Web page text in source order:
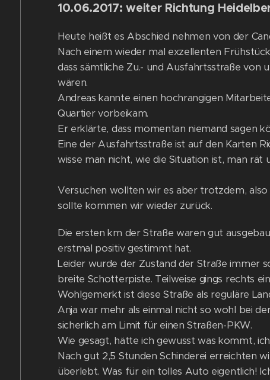
10.06.2017: weiter Richtung
Heute heißt es Abschied nehmen von der
Nach einem wieder mal exzellenten
dass sämtliche Zu.- und Ausfahrtsstraße von
wären.
Andreas kannte einen hochrangigen
Quartier vorbeikam.
Er erklärte, dass momentan niemand sagen
Eine der Ausfahrtsstraße ist auf den Karten
wisse man nicht, wie die Situation ist, man rät
Versuchen wollten wir es aber trotzdem,
sollte kommen wir wieder zurück.
Die ersten km der Straße waren gut
erstmal positiv gestimmt hat.
Leider wurde der Zustand der Straße immer
breite Schotterpiste. Teilweise gings rechts
Wohlgemerkt ist diese Straße als reguläre
Anja war mehr als einmal nicht so wohl bei
sicherlich am Limit für einen Straßen-PKW.
Wie gesagt, hätte ich gewusst was kommt,
Nach gut 2,5 Stunden Schinderei erreichten
überlebt. Was für ein tolles Auto eigentlich!